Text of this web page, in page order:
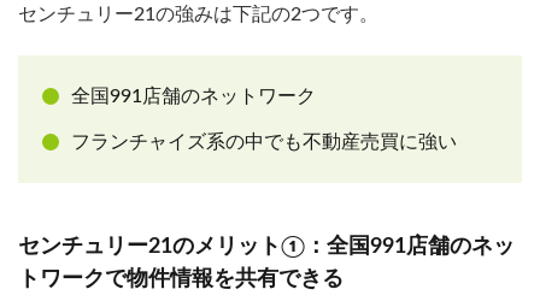
センチュリー21の強みは下記の2つです。
全国991店舗のネットワーク
フランチャイズ系の中でも不動産売買に強い
センチュリー21のメリット①：全国991店舗のネッ
トワークで物件情報を共有できる